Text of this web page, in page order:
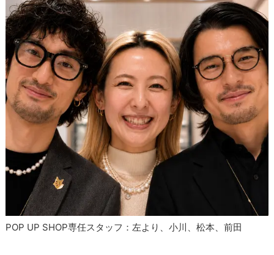
POP UP SHOP専任スタッフ：左より、小川、松本、前田